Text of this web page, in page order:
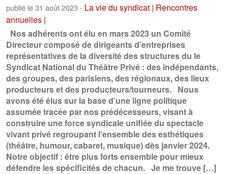
publié le 31 août 2023 - La vie du syndicat | Rencontres
annuelles |
Nos adhérents ont élu en mars 2023 un Comité
Directeur composé de dirigeants d’entreprises
représentatives de la diversité des structures du le
Syndicat National du Théâtre Privé : des indépendants,
des groupes, des parisiens, des régionaux, des lieux
producteurs et des producteurs/tourneurs. Nous
avons été élus sur la base d’une ligne politique
assumée tracée par nos prédécesseurs, visant à
construire une force syndicale unifiée du spectacle
vivant privé regroupant l’ensemble des esthétiques
(théâtre, humour, cabaret, musique) dès janvier 2024.
Notre objectif : être plus forts ensemble pour mieux
défendre les spécificités de chacun. Je me trouve […]